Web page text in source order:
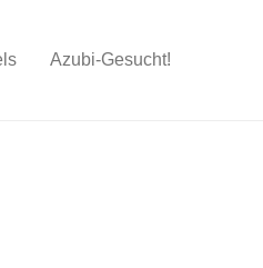
Azubi-Gesucht!